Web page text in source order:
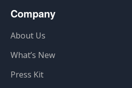
Company
About Us
What’s New
Press Kit